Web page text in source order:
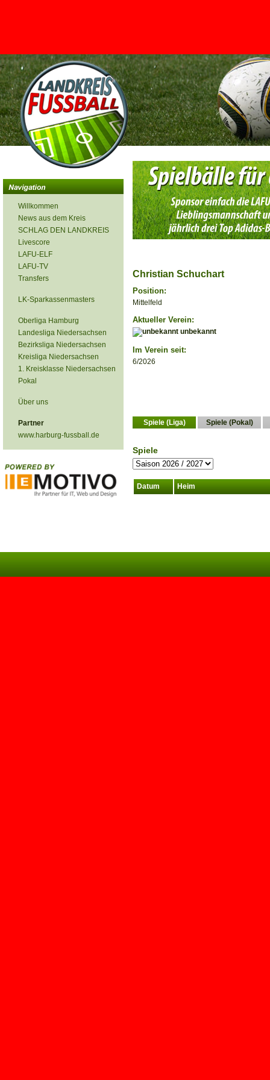
<
Willkommen
News aus dem Kreis
SCHLAG DEN LANDKREIS
Livescore
LAFU-ELF
LAFU-TV
Transfers
LK-Sparkassenmasters
Oberliga Hamburg
Landesliga Niedersachsen
Bezirksliga Niedersachsen
Kreisliga Niedersachsen
1. Kreisklasse Niedersachsen
Pokal
Über uns
Partner
www.harburg-fussball.de
Christian Schuchart
Position:
Mittelfeld
Aktueller Verein:
unbekannt
Im Verein seit:
6/2026
Spiele (Liga) Spiele (Pokal)
Spiele
Datum Heim